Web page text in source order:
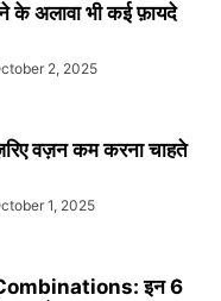
के अलावा भी कई फ़ायदे
2, 2025
वज़न कम करना चाहते
1, 2025
इन 6